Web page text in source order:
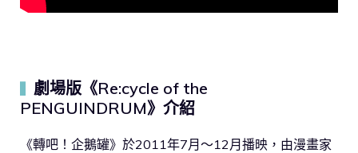
劇場版《Re:cycle of the
PENGUINDRUM》介紹
《轉吧！企鵝罐》於2011年7月～12月播映，由漫畫家